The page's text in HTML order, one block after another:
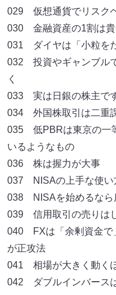
029 仮想通貨でリスク
030 金融資産の1割は貴
031 ダイヤは「小粒を
032 投資やギャンブル
く
033 実は日銀の株主で
034 外国株取引は二重
035 低PBRは東京の一
いるようなもの
036 株は握力が大事
037 NISAの上手な使い
038 NISAを始めるなら
039 信用取引の売りは
040 FXは「余剰資金で
が正攻法
041 相場が大きく動く
042 ダブルインバース